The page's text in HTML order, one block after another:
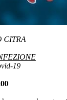
CITRA